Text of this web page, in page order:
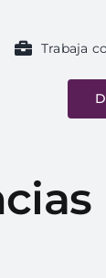
Trabaja